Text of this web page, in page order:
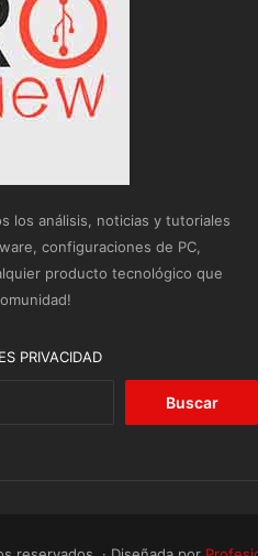
los análisis, noticias y tutoriales
configuraciones de PC,
producto tecnológico que
PRIVACIDAD